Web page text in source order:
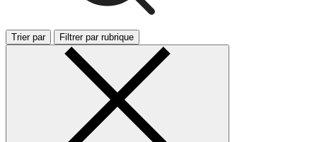
Trier par Filtrer par rubrique